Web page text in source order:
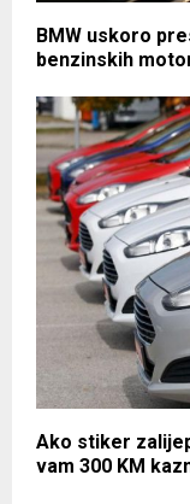
BMW uskoro
benzinskih
Ako stiker
vam 300 KM